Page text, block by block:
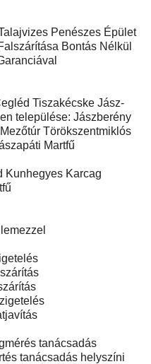
Penészes Épület
Bontás Nélkül
Tiszakécske Jász-
települése: Jászberény
Törökszentmiklós
Martfű
Kunhegyes Karcag
tanácsadás
tanácsadás helyszíni